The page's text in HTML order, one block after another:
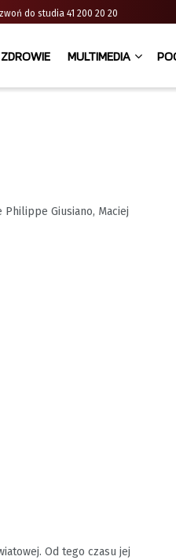
do studia 41 200 20 20
ZDROWIE MULTIMEDIA
Giusiano, Maciej
Od tego czasu jej